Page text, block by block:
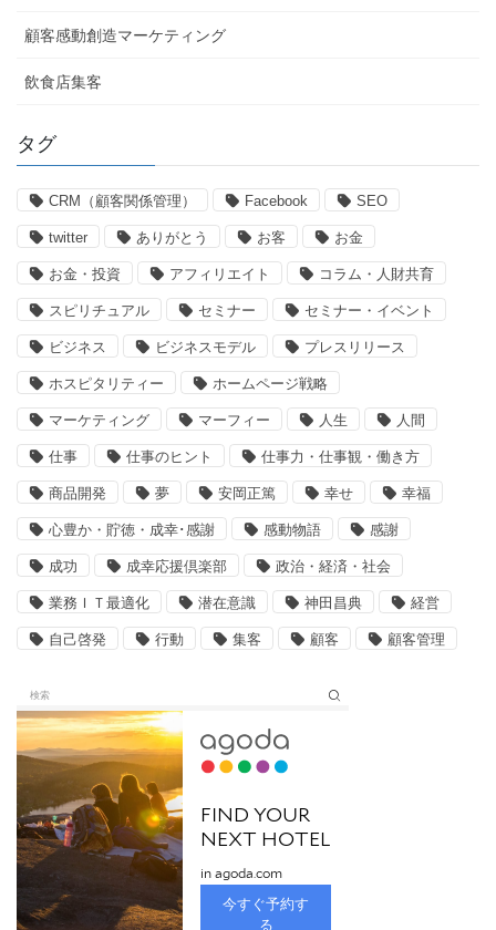
顧客感動創造マーケティング
飲食店集客
タグ
CRM（顧客関係管理） Facebook SEO
twitter ありがとう お客 お金
お金・投資 アフィリエイト コラム・人財共育
スピリチュアル セミナー セミナー・イベント
ビジネス ビジネスモデル プレスリリース
ホスピタリティー ホームページ戦略
マーケティング マーフィー 人生 人間
仕事 仕事のヒント 仕事力・仕事観・働き方
商品開発 夢 安岡正篤 幸せ 幸福
心豊か・貯徳・成幸･感謝 感動物語 感謝
成功 成幸応援倶楽部 政治・経済・社会
業務ＩＴ最適化 潜在意識 神田昌典 経営
自己啓発 行動 集客 顧客 顧客管理